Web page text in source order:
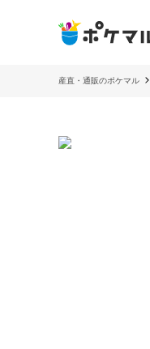
産直・通販のポケマル